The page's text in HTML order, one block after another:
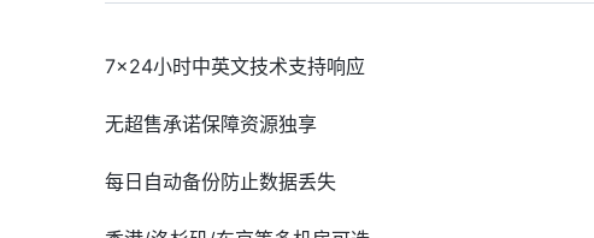
7×24小时中英文技术支持响应
无超售承诺保障资源独享
每日自动备份防止数据丢失